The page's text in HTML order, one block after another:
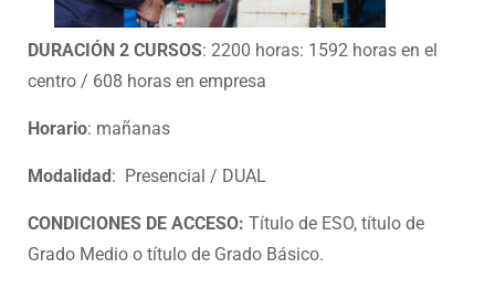
DURACIÓN 2 CURSOS: 2200 horas: 1592 horas en el
centro / 608 horas en empresa
Horario: mañanas
Modalidad: Presencial / DUAL
CONDICIONES DE ACCESO: Título de ESO, título de
Grado Medio o título de Grado Básico.